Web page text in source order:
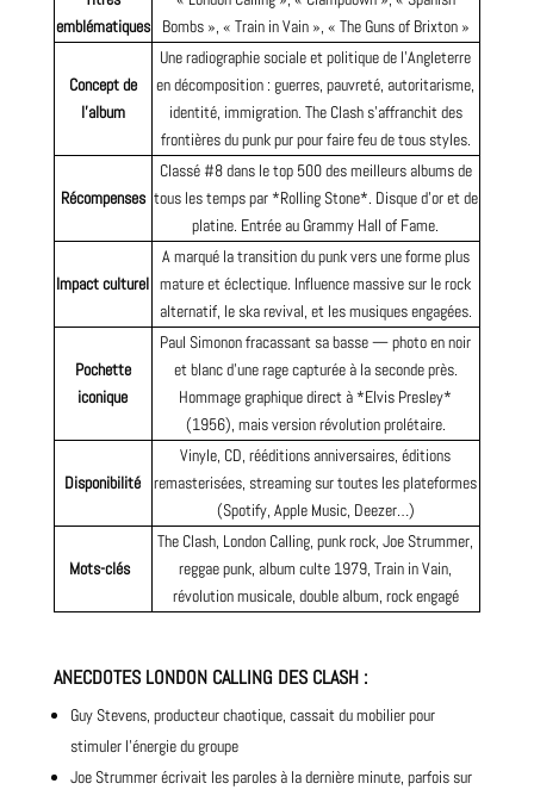
emblématiques
Bombs », « Train in Vain », « The Guns of Brixton »
Concept de
l’album
Une radiographie sociale et politique de l’Angleterre
en décomposition : guerres, pauvreté, autoritarisme,
identité, immigration. The Clash s’affranchit des
frontières du punk pur pour faire feu de tous styles.
Récompenses
Classé #8 dans letop500 des meilleurs albums de
tous les temps par *Rolling Stone*. Disque d’or et de
platine. Entrée au Grammy Hall of Fame.
Impact culturel
A marqué la transition du punk vers une forme plus
mature et éclectique. Influence massive sur le rock
alternatif, le ska revival, et les musiques engagées.
Pochette
iconique
Paul Simonon fracassant sa basse —photoen noir
et blanc d’une rage capturée à la seconde près.
Hommage graphique direct à *Elvis Presley*
(1956), mais version révolution prolétaire.
Disponibilité
Vinyle, CD, rééditions anniversaires, éditions
remasterisées, streaming sur toutes les plateformes
(Spotify, Apple Music, Deezer…)
Mots-clés
The Clash, London Calling, punk rock, Joe Strummer,
reggae punk, album culte 1979, Train in Vain,
révolution musicale, double album, rock engagé
ANECDOTES LONDON CALLING DES CLASH :
Guy Stevens, producteur chaotique, cassait du mobilier pour
stimuler l’énergie du groupe
Joe Strummer écrivait les paroles à la dernière minute, parfois sur